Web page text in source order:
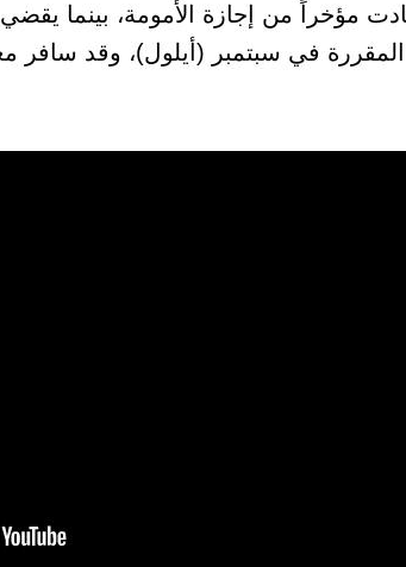
وعادت مؤخراً من إجازة الأمومة، بينما
المقررة في سبتمبر (أيلول)، وقد سافر